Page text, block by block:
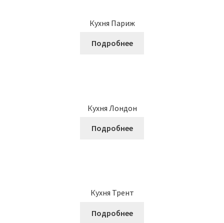
Кухня Париж
Подробнее
Кухня Лондон
Подробнее
Кухня Трент
Подробнее